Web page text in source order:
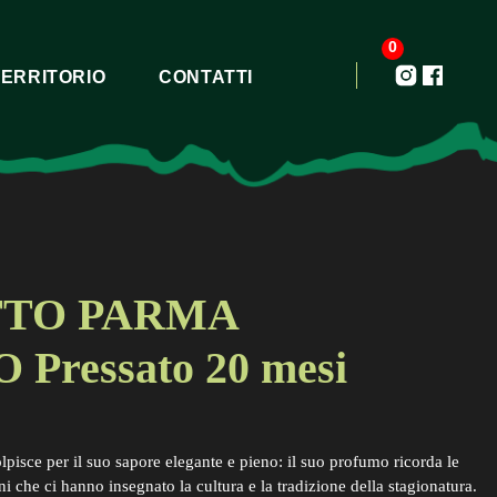
CONTATTI
0
PARMA
Pressato 20 mesi
per il suo sapore elegante e pieno: il suo profumo ricorda le
che ci hanno insegnato la cultura e la tradizione della stagionatura.